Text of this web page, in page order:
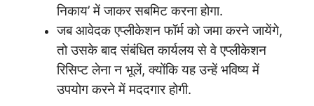
निकाय’ में जाकर सबमिट करना होगा.
जब आवेदक एप्लीकेशन फॉर्म को जमा करने जायेंगे,
तो उसके बाद संबंधित कार्यलय से वे एप्लीकेशन
रिसिप्ट लेना न भूलें, क्योंकि यह उन्हें भविष्य में
उपयोग करने में मददगार होगी.